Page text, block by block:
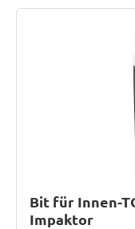
Bit für Innen-
Impaktor